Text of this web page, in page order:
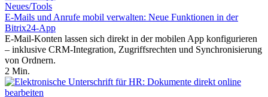
Neues/Tools
E-Mails und Anrufe mobil verwalten: Neue Funktionen in der
Bitrix24-App
E-Mail-Konten lassen sich direkt in der mobilen App konfigurieren
– inklusive CRM-Integration, Zugriffsrechten und Synchronisierung
von Ordnern.
2 Min.